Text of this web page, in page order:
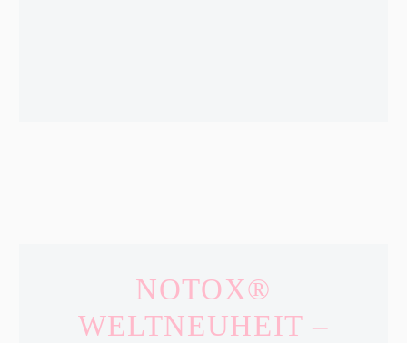
NOTOX®
WELTNEUHEIT –